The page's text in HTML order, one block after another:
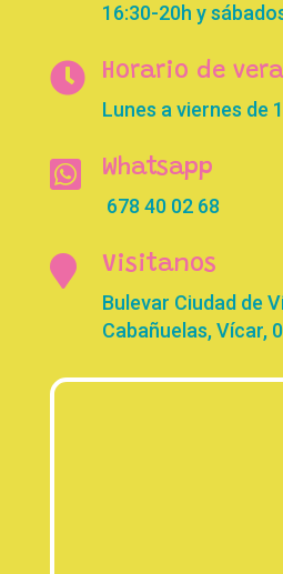
16:30-20h y
 Horario de
Lunes a viernes de
 Whatsapp
678 40 02 68
 Visitanos
Bulevar Ciudad de
Cabañuelas, Vícar,